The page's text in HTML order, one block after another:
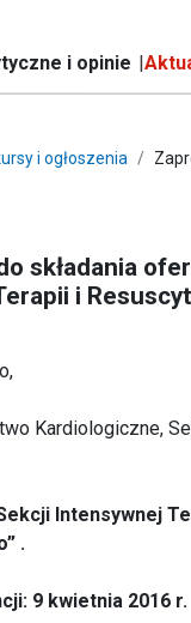
i opinie
i ogłoszenia
składania
i
Kardiologiczne,
Intensywnej
.
9 kwietnia 2016 r.